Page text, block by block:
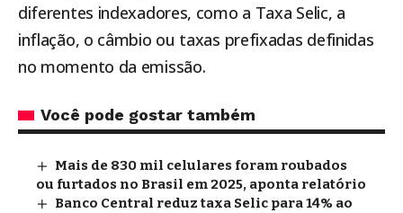
diferentes indexadores, como a Taxa Selic, a
inflação, o câmbio ou taxas prefixadas definidas
no momento da emissão.
Você pode gostar também
Mais de 830 mil celulares foram roubados
ou furtados no Brasil em 2025, aponta relatório
Banco Central reduz taxa Selic para 14% ao